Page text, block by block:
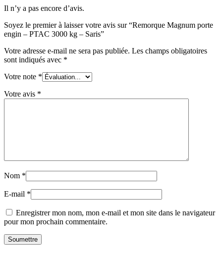
Il n’y a pas encore d’avis.
Soyez le premier à laisser votre avis sur “Remorque Magnum porte
engin – PTAC 3000 kg – Saris”
Votre adresse e-mail ne sera pas publiée. Les champs obligatoires
sont indiqués avec *
Votre note *
Votre avis *
Nom *
E-mail *
Enregistrer mon nom, mon e-mail et mon site dans le navigateur
pour mon prochain commentaire.